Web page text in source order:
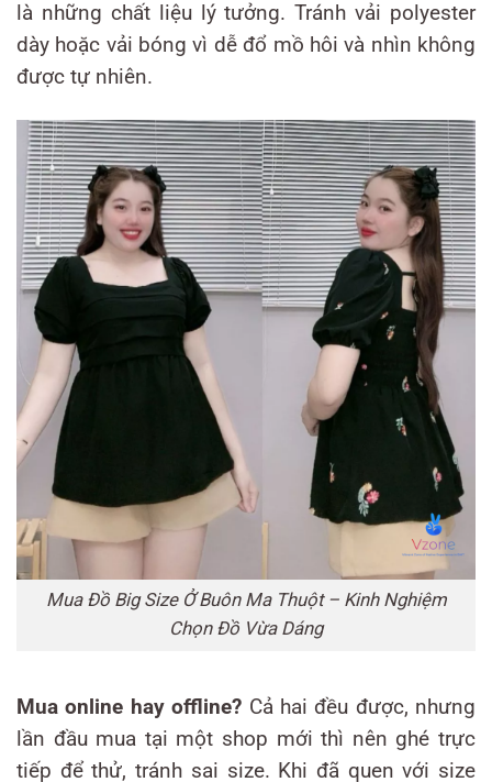
là những chất liệu lý tưởng. Tránh vải polyester
dày hoặc vải bóng vì dễ đổ mồ hôi và nhìn không
được tự nhiên.
Mua Đồ Big Size Ở Buôn Ma Thuột – Kinh Nghiệm
Chọn Đồ Vừa Dáng
Mua online hay offline? Cả hai đều được, nhưng
lần đầu mua tại một shop mới thì nên ghé trực
tiếp để thử, tránh sai size. Khi đã quen với size